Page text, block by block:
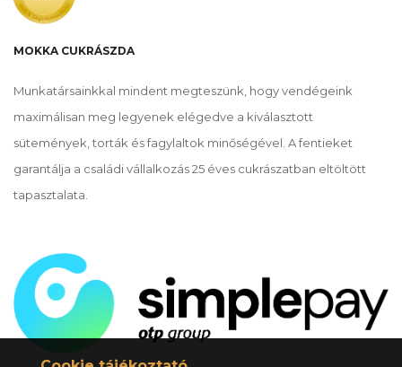
MOKKA CUKRÁSZDA
Munkatársainkkal mindent megteszünk, hogy vendégeink
maximálisan meg legyenek elégedve a kiválasztott
sütemények, torták és fagylaltok minőségével. A fentieket
garantálja a családi vállalkozás 25 éves cukrászatban eltöltött
tapasztalata.